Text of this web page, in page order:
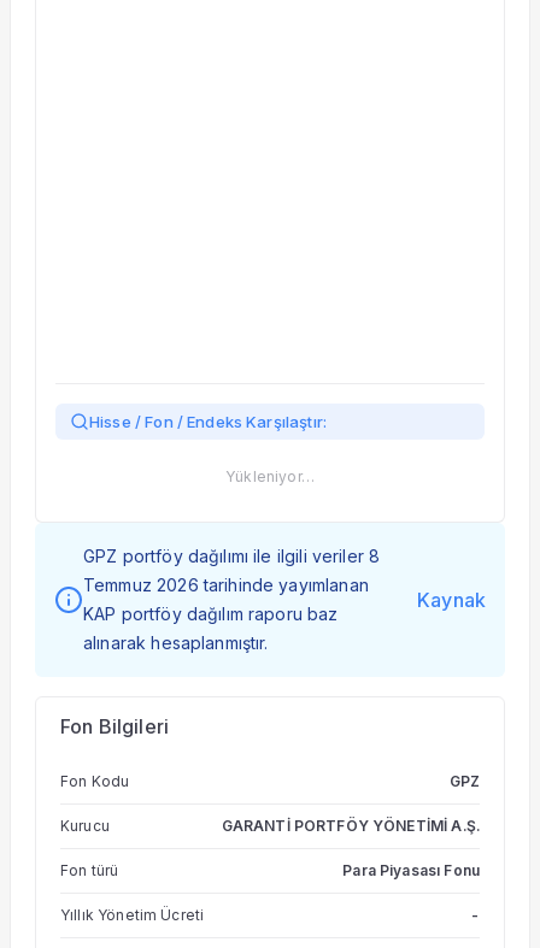
Hisse / Fon / Endeks Karşılaştır:
Yükleniyor…
GPZ portföy dağılımı ile ilgili veriler 8
Temmuz 2026 tarihinde yayımlanan
KAP portföy dağılım raporu baz
alınarak hesaplanmıştır.
Kaynak
Fon Bilgileri
Fon Kodu GPZ
Kurucu GARANTİ PORTFÖY YÖNETİMİ A.Ş.
Fon türü Para Piyasası Fonu
Yıllık Yönetim Ücreti -